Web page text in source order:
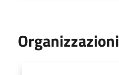
Organizzazioni